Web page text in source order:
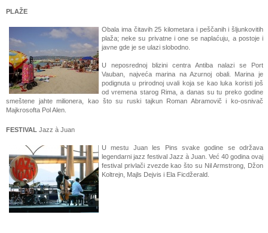
PLAŽE
Obala ima čitavih 25 kilometara i peščanih i šljunkovitih
plaža; neke su privatne i one se naplaćuju, a postoje i
javne gde je se ulazi slobodno.
U neposrednoj blizini centra Antiba nalazi se Port
Vauban, najveća marina na Azurnoj obali. Marina je
podignuta u prirodnoj uvali koja se kao luka koristi još
od vremena starog Rima, a danas su tu preko godine
smeštene jahte milionera, kao što su ruski tajkun Roman Abramovič i ko-osnivač
Majkrosofta Pol Alen.
FESTIVAL Jazz à Juan
U mestu Juan les Pins svake godine se održava
legendarni jazz festival Jazz à Juan. Već 40 godina ovaj
festival privlači zvezde kao što su Nil Armstrong, Džon
Koltrejn, Majls Dejvis i Ela Ficdžerald.